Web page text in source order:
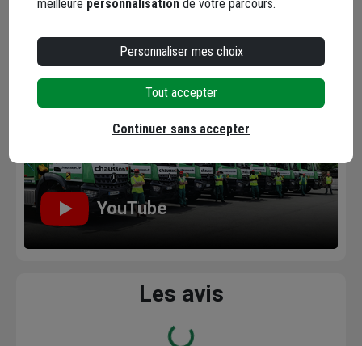
Instagram
YouTube
Les avis
Loading...
meilleure personnalisation de votre parcours.
Personnaliser mes choix
Tout accepter
Continuer sans accepter